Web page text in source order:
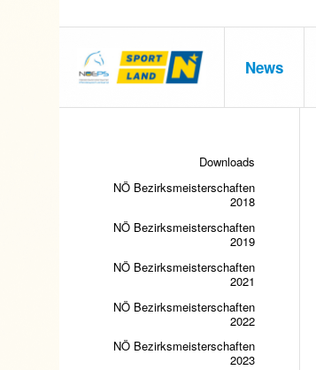
News
Downloads
NÖ Bezirksmeisterschaften
2018
NÖ Bezirksmeisterschaften
2019
NÖ Bezirksmeisterschaften
2021
NÖ Bezirksmeisterschaften
2022
NÖ Bezirksmeisterschaften
2023